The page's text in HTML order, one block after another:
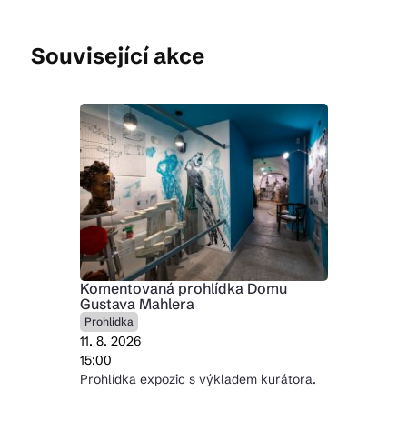
Související akce
Komentovaná prohlídka Domu
Gustava Mahlera
Prohlídka
11. 8. 2026
15:00
Prohlídka expozic s výkladem kurátora.